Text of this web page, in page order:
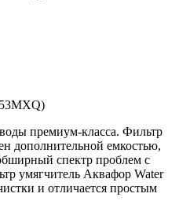
премиум-класса. Фильтр
дополнительной емкостью,
спектр проблем с
умягчитель Аквафор Water
и отличается простым